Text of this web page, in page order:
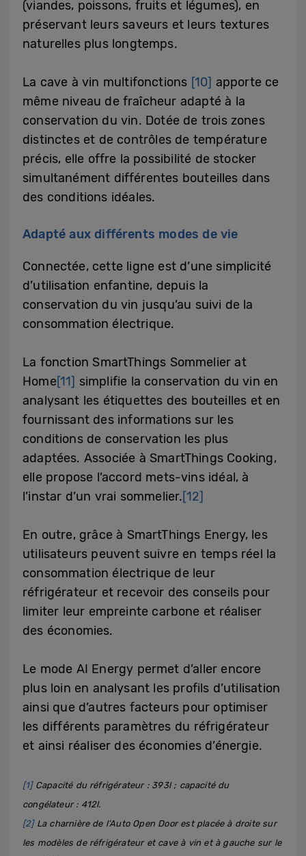
(viandes, poissons, fruits et légumes), en
préservant leurs saveurs et leurs textures
naturelles plus longtemps.
La cave à vin multifonctions [10] apporte ce
même niveau de fraîcheur adapté à la
conservation du vin. Dotée de trois zones
distinctes et de contrôles de température
précis, elle offre la possibilité de stocker
simultanément différentes bouteilles dans
des conditions idéales.
Adapté aux différents modes de vie
Connectée, cette ligne est d’une simplicité
d’utilisation enfantine, depuis la
conservation du vin jusqu’au suivi de la
consommation électrique.
La fonction SmartThings Sommelier at
Home[11] simplifie la conservation du vin en
analysant les étiquettes des bouteilles et en
fournissant des informations sur les
conditions de conservation les plus
adaptées. Associée à SmartThings Cooking,
elle propose l’accord mets-vins idéal, à
l’instar d’un vrai sommelier.[12]
En outre, grâce à SmartThings Energy, les
utilisateurs peuvent suivre en temps réel la
consommation électrique de leur
réfrigérateur et recevoir des conseils pour
limiter leur empreinte carbone et réaliser
des économies.
Le mode AI Energy permet d’aller encore
plus loin en analysant les profils d’utilisation
ainsi que d’autres facteurs pour optimiser
les différents paramètres du réfrigérateur
et ainsi réaliser des économies d’énergie.
[1]Capacité du réfrigérateur : 393l ; capacité du
congélateur : 412l.
[2]La charnière de l’Auto Open Door est placée à droite sur
les modèles de réfrigérateur et cave à vin et à gauche sur le